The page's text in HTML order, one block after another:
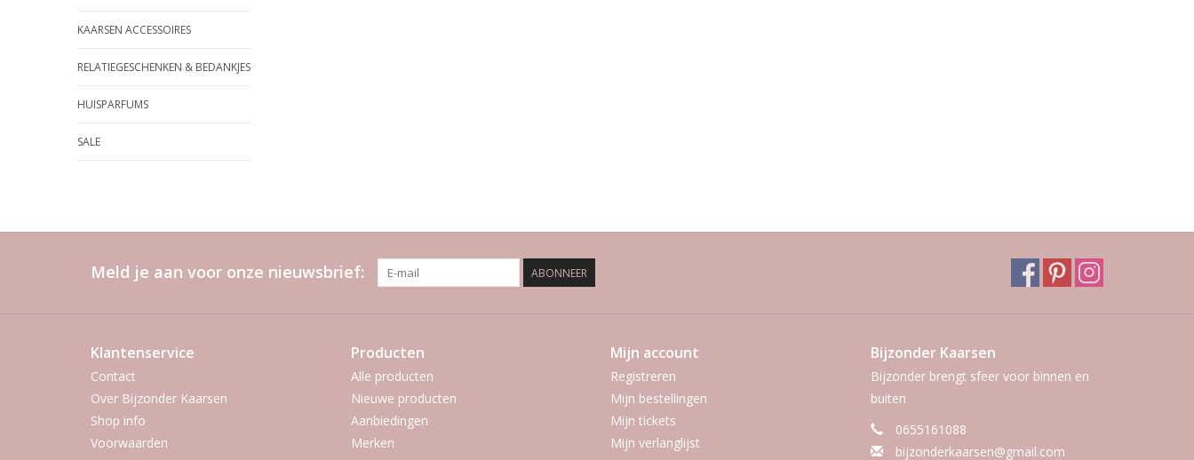
KAARSEN ACCESSOIRES
RELATIEGESCHENKEN & BEDANKJES
HUISPARFUMS
SALE
Meld je aan voor onze nieuwsbrief: ABONNEER
Klantenservice
Contact
Over Bijzonder Kaarsen
Shop info
Voorwaarden
Producten
Alle producten
Nieuwe producten
Aanbiedingen
Merken
Mijn account
Registreren
Mijn bestellingen
Mijn tickets
Mijn verlanglijst
Bijzonder Kaarsen
Bijzonder brengt sfeer voor binnen en
buiten
0655161088
bijzonderkaarsen@gmail.com